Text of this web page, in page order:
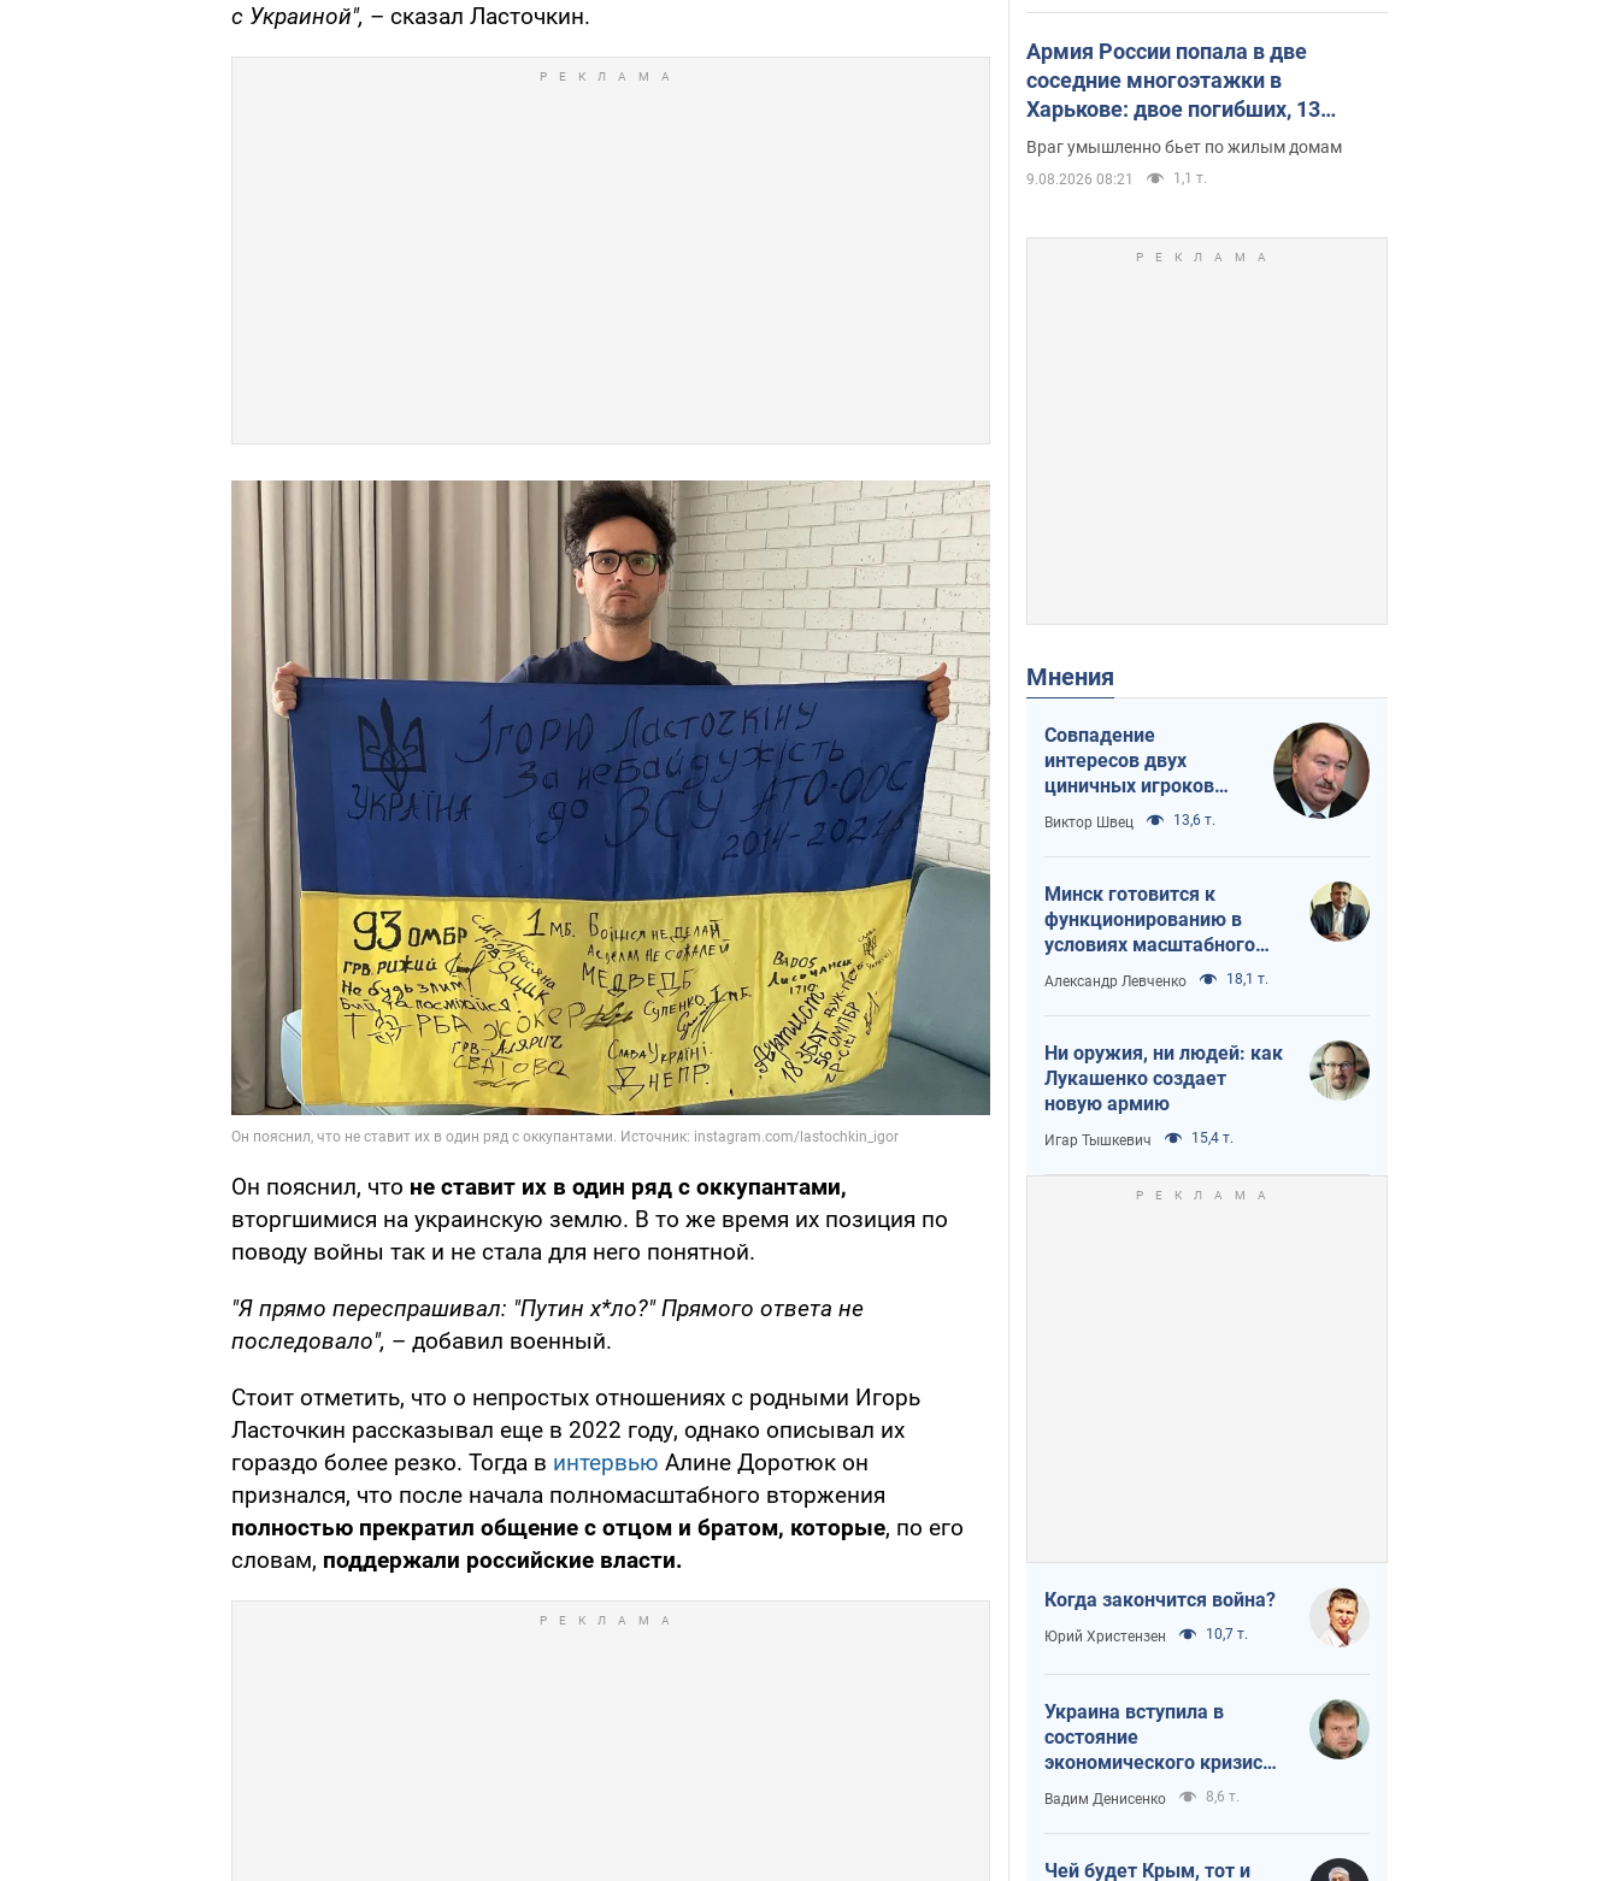
с Украиной", – сказал Ласточкин.
Он пояснил, что не ставит их в один ряд с оккупантами,
вторгшимися на украинскую землю. В то же время их позиция по
поводу войны так и не стала для него понятной.
"Я прямо переспрашивал: "Путин х*ло?" Прямого ответа не
последовало", – добавил военный.
Стоит отметить, что о непростых отношениях с родными Игорь
Ласточкин рассказывал еще в 2022 году, однако описывал их
гораздо более резко. Тогда в интервью Алине Доротюк он
признался, что после начала полномасштабного вторжения
полностью прекратил общение с отцом и братом, которые, по его
словам, поддержали российские власти.
Армия России попала в две
соседние многоэтажки в
Харькове: двое погибших, 13
пострадавших
Враг умышленно бьет по жилым домам
9.08.2026 08:21 1,1 т.
Мнения
Совпадение
интересов двух
циничных игроков
или тайный план
Трампа и Путина?
Виктор Швец 13,6 т.
Минск готовится к
функционированию в
условиях масштабного
военного кризиса
Александр Левченко 18,1 т.
Ни оружия, ни людей: как
Лукашенко создает
новую армию
Игар Тышкевич 15,4 т.
Когда закончится война?
Юрий Христензен 10,7 т.
Украина вступила в
состояние
экономического кризиса.
Есть ли свет в конце
туннеля?
Вадим Денисенко 8,6 т.
Чей будет Крым, тот и